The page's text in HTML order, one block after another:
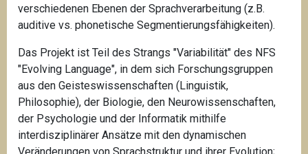
verschiedenen Ebenen der Sprachverarbeitung (z.B.
auditive vs. phonetische Segmentierungsfähigkeiten).
Das Projekt ist Teil des Strangs "Variabilität" des NFS
"Evolving Language", in dem sich Forschungsgruppen
aus den Geisteswissenschaften (Linguistik,
Philosophie), der Biologie, den Neurowissenschaften,
der Psychologie und der Informatik mithilfe
interdisziplinärer Ansätze mit den dynamischen